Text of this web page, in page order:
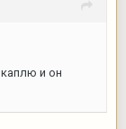
и он